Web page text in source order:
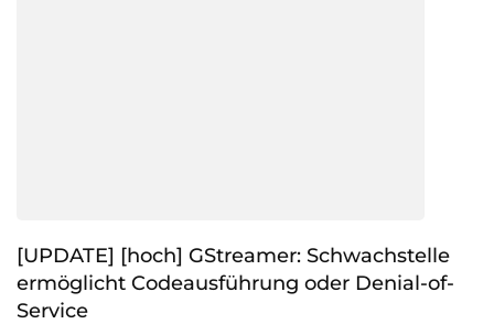
[UPDATE] [hoch] GStreamer: Schwachstelle
ermöglicht Codeausführung oder Denial-of-
Service